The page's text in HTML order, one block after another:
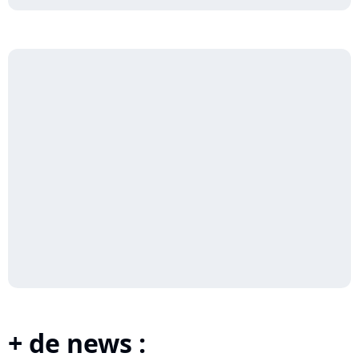
+ de news :